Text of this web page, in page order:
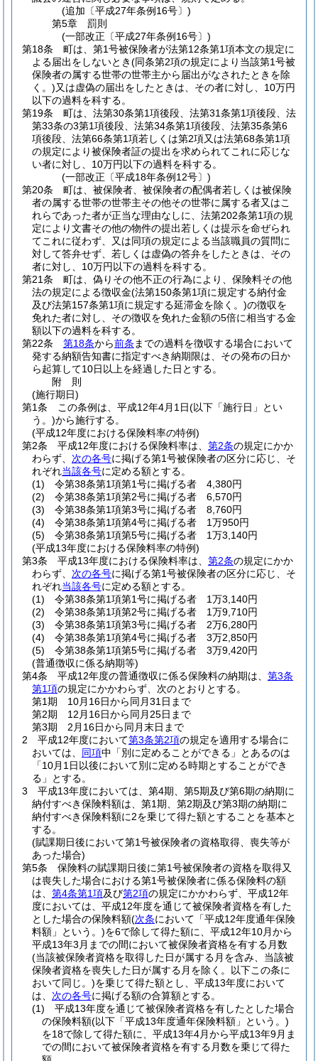
(追加〔平成27年条例16号〕)
第5章
罰則
(一部改正〔平成27年条例16号〕)
第18条
町は、第1号被保険者が法第12条第1項本文の規定に
よる届出をしないとき(同条第2項の規定により当該第1号被
保険者の属する世帯の世帯主から届出がなされたときを除
く。)又は虚偽の届出をしたときは、その者に対し、10万円
以下の過料を科する。
第19条
町は、法第30条第1項後段、法第31条第1項後段、法
第33条の3第1項後段、法第34条第1項後段、法第35条第6
項後段、法第66条第1項若しくは第2項又は法第68条第1項
の規定により被保険者証の提出を求められてこれに応じな
い者に対し、10万円以下の過料を科する。
(一部改正〔平成18年条例12号〕)
第20条
町は、被保険者、被保険者の配偶者若しくは被保険
者の属する世帯の世帯主その他その世帯に属する者又はこ
れらであった者が正当な理由なしに、法第202条第1項の規
定により文書その他の物件の提出若しくは提示を命ぜられ
てこれに従わず、又は同項の規定による当該職員の質問に
対して答弁せず、若しくは虚偽の答弁をしたときは、その
者に対し、10万円以下の過料を科する。
第21条
町は、偽りその他不正の行為により、保険料その他
法の規定による徴収金(法第150条第1項に規定する納付金
及び法第157条第1項に規定する延滞金を除く。)の徴収を
免れた者に対し、その徴収を免れた金額の5倍に相当する金
額以下の過料を科する。
第22条
第18条から前条 までの過料を徴収する場合において
発する納額告知書に指定すべき納期限は、その発布の日か
ら起算して10日以上を経過した日とする。
附 則
(施行期日)
第1条
この条例は、平成12年4月1日(以下「施行日」とい
う。)から施行する。
(平成12年度における保険料率の特例)
第2条
平成12年度における保険料率は、 第2条の規定にかか
わらず、 次の各号に掲げる第1号被保険者の区分に応じ、そ
れぞれ当該各号に定める額とする。
(1)
令第38条第1項第1号に掲げる者 4,380円
(2)
令第38条第1項第2号に掲げる者 6,570円
(3)
令第38条第1項第3号に掲げる者 8,760円
(4)
令第38条第1項第4号に掲げる者 1万950円
(5)
令第38条第1項第5号に掲げる者 1万3,140円
(平成13年度における保険料率の特例)
第3条
平成13年度における保険料率は、 第2条の規定にかか
わらず、 次の各号に掲げる第1号被保険者の区分に応じ、そ
れぞれ当該各号に定める額とする。
(1)
令第38条第1項第1号に掲げる者 1万3,140円
(2)
令第38条第1項第2号に掲げる者 1万9,710円
(3)
令第38条第1項第3号に掲げる者 2万6,280円
(4)
令第38条第1項第4号に掲げる者 3万2,850円
(5)
令第38条第1項第5号に掲げる者 3万9,420円
(普通徴収に係る納期等)
第4条
平成12年度の普通徴収に係る保険料の納期は、 第3条
第1項の規定にかかわらず、次のとおりとする。
第1期 10月16日から同月31日まで
第2期 12月16日から同月25日まで
第3期 2月16日から同月末日まで
2
平成12年度において第3条第2項の規定を適用する場合に
おいては、 同項中「別に定めることができる」とあるのは
「10月1日以後において別に定める時期とすることができ
る」とする。
3
平成13年度においては、第4期、第5期及び第6期の納期に
納付すべき保険料額は、第1期、第2期及び第3期の納期に
納付すべき保険料額に2を乗じて得た額とすることを基本と
する。
(賦課期日後において第1号被保険者の資格取得、喪失等が
あった場合)
第5条
保険料の賦課期日後に第1号被保険者の資格を取得又
は喪失した場合における第1号被保険者に係る保険料の額
は、 第4条第1項及び第2項の規定にかかわらず、平成12年
度においては、平成12年度を通じて被保険者資格を有した
とした場合の保険料額(次条において「平成12年度通年保険
料額」という。)を6で除して得た額に、平成12年10月から
平成13年3月までの間において被保険者資格を有する月数
(当該被保険者資格を取得した日が属する月を含み、当該被
保険者資格を喪失した日が属する月を除く。以下この条に
おいて同じ。)を乗じて得た額とし、平成13年度において
は、 次の各号に掲げる額の合算額とする。
(1)
平成13年度を通じて被保険者資格を有したとした場合
の保険料額(以下「平成13年度通年保険料額」という。)
を18で除して得た額に、平成13年4月から平成13年9月ま
での間において被保険者資格を有する月数を乗じて得た